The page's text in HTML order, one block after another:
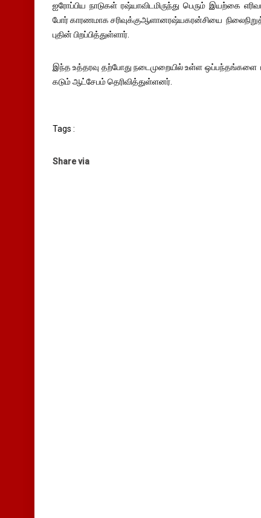
ஐரோப்பிய நாடுகள் ரஷ்யாவிடமிருந்து பெரும் இயற்கை
போர் காரணமாக சரிவுக்குஆளானரஷ்யகரன்சியை
புதின் பிறப்பித்துள்ளார்.
இந்த உத்தரவு தற்போது நடைமுறையில் உள்ள ஒப்பந்தங்களை
கடும் ஆட்சேபம் தெரிவித்துள்ளனர்.
Tags :
Share via